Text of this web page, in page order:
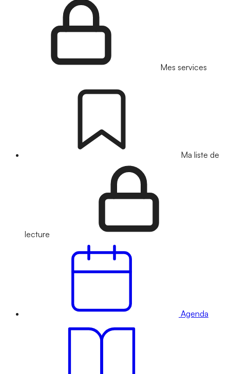
Mes services
Ma liste de
lecture
Agenda